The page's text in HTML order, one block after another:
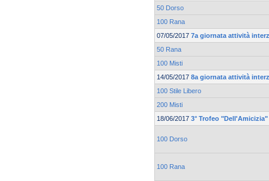
50 Dorso
100 Rana
07/05/2017 7a giornata attività
50 Rana
100 Misti
14/05/2017 8a giornata attività
100 Stile Libero
200 Misti
18/06/2017 3° Trofeo "Dell'Amicizia"
100 Dorso
100 Rana